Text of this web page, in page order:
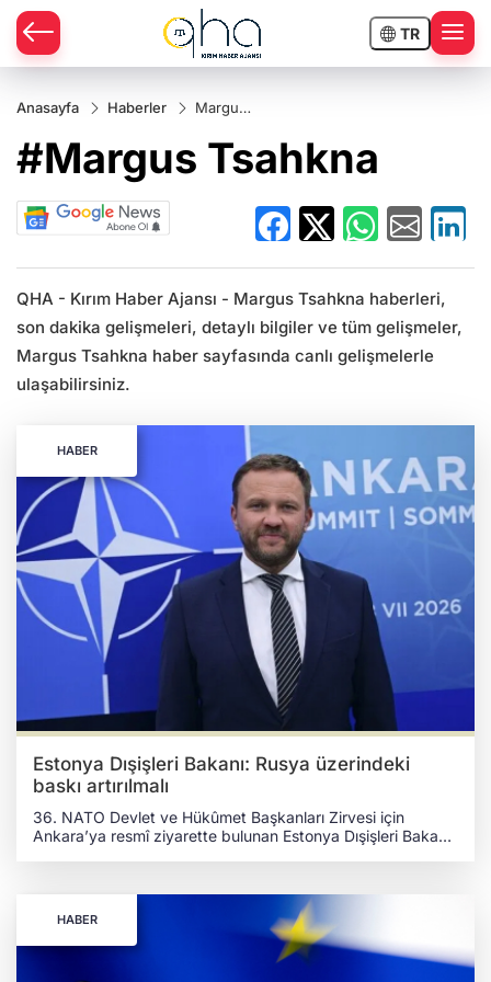
TR
Anasayfa Haberler
Margus
#Margus Tsahkna
QHA - Kırım Haber Ajansı - Margus Tsahkna haberleri,
son dakika gelişmeleri, detaylı bilgiler ve tüm gelişmeler,
Margus Tsahkna haber sayfasında canlı gelişmelerle
ulaşabilirsiniz.
HABER
Estonya Dışişleri Bakanı: Rusya üzerindeki
baskı artırılmalı
36. NATO Devlet ve Hükûmet Başkanları Zirvesi için
Ankara’ya resmî ziyarette bulunan Estonya Dışişleri Bakanı
Tsahkna, Rusya üzerindeki baskının ve İttifak’ın savunma
harcamalarının artırılması çağrısında bulunarak Türkiye’nin
arabuluculuk rolüne de atıf yaptı. “ASIL SORUN, PUTİN'İN
HEDEFİNİ DEĞİŞTİRMEK İSTEMEMESİDİR” Türkiye'nin
Ukrayna-Rusya Savaşı'ndaki arabuluculuk rolü üzerine
HABER